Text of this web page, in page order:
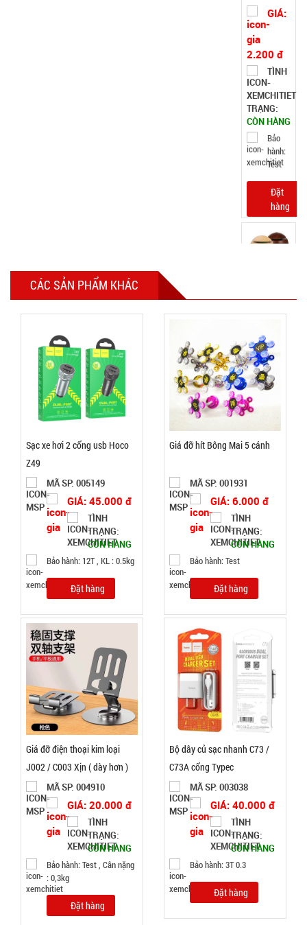
Vat )
GIÁ:
2.200 đ
TÌNH
TRẠNG:
CÒN HÀNG
Bảo
hành:
Test
Đặt
hàng
sương xông
tinh dầu
tạo độ ẩm
Vân Gỗ
Aroma
003021
GIÁ:
52.000 đ
TÌNH
Bảo
Cân nặng:
Bóng đèn
tích điện có
Solar mặt
trời 4 cánh
Mã 2029
SP:
003213
47.000 đ
Test
CÁC SẢN PHẨM KHÁC
Sạc xe hơi 2 cổng usb Hoco
Z49
MÃ SP: 005149
GIÁ: 45.000 đ
TÌNH
TRẠNG:
CÒN HÀNG
Bảo hành: 12T , KL : 0.5kg
Đặt hàng
Giá đỡ hít Bông Mai 5 cánh
MÃ SP: 001931
GIÁ: 6.000 đ
TÌNH
TRẠNG:
CÒN HÀNG
Bảo hành: Test
Đặt hàng
Giá đỡ điện thoại kim loại
J002 / C003 Xịn ( dày hơn )
MÃ SP: 004910
GIÁ: 20.000 đ
TÌNH
TRẠNG:
CÒN HÀNG
Bảo hành: Test , Cân nặng
: 0,3kg
Đặt hàng
Bộ dây củ sạc nhanh C73 /
C73A cổng Typec
MÃ SP: 003038
GIÁ: 40.000 đ
TÌNH
TRẠNG:
CÒN HÀNG
Bảo hành: 3T 0.3
Đặt hàng